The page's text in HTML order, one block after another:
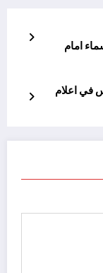
يونس في اعلام